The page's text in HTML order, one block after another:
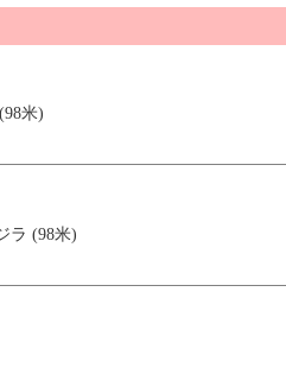
米)
ラ (98米)